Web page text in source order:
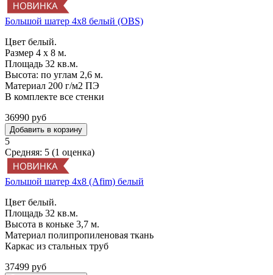
Большой шатер 4х8 белый (OBS)
Цвет белый.
Размер 4 х 8 м.
Площадь 32 кв.м.
Высота: по углам 2,6 м.
Материал 200 г/м2 ПЭ
В комплекте все стенки
36990 руб
5
Средняя: 5 (1 оценка)
Большой шатер 4x8 (Afim) белый
Цвет белый.
Площадь 32 кв.м.
Высота в коньке 3,7 м.
Материал полипропиленовая ткань
Каркас из стальных труб
37499 руб